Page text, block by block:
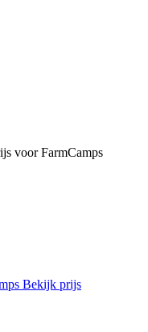
voor FarmCamps
Bekijk prijs